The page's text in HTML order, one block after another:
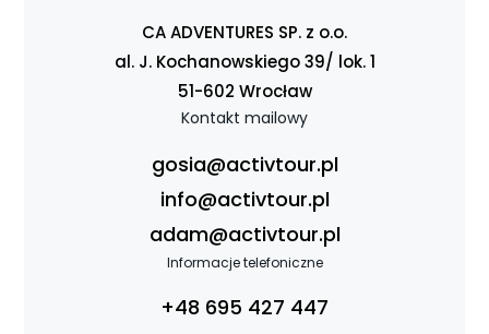
CA ADVENTURES SP. z o.o.
al. J. Kochanowskiego 39/ lok. 1
51-602 Wrocław
Kontakt mailowy
gosia@activtour.pl
info@activtour.pl
adam@activtour.pl
Informacje telefoniczne
+48 695 427 447